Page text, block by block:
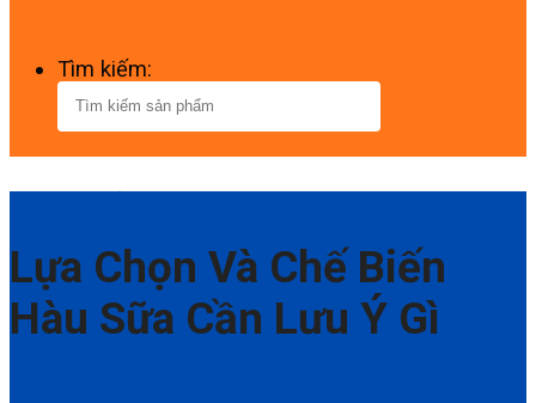
Tìm kiếm:
Lựa Chọn Và Chế Biến
Hàu Sữa Cần Lưu Ý Gì